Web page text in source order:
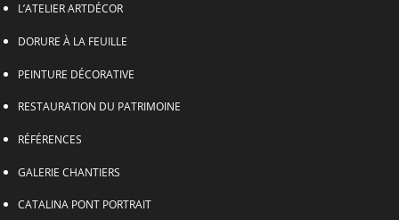
L’ATELIER ARTDÉCOR
DORURE À LA FEUILLE
PEINTURE DÉCORATIVE
RESTAURATION DU PATRIMOINE
RÉFÉRENCES
GALERIE CHANTIERS
CATALINA PONT PORTRAIT